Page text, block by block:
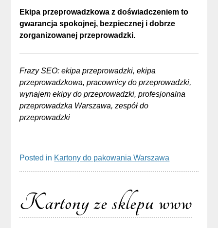
Ekipa przeprowadzkowa z doświadczeniem to
gwarancja spokojnej, bezpiecznej i dobrze
zorganizowanej przeprowadzki.
Frazy SEO: ekipa przeprowadzki, ekipa
przeprowadzkowa, pracownicy do przeprowadzki,
wynajem ekipy do przeprowadzki, profesjonalna
przeprowadzka Warszawa, zespół do
przeprowadzki
Posted in Kartony do pakowania Warszawa
Kartony ze sklepu www